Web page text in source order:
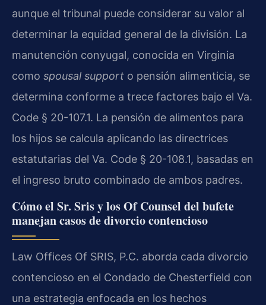
aunque el tribunal puede considerar su valor al
determinar la equidad general de la división. La
manutención conyugal, conocida en Virginia
como spousal support o pensión alimenticia, se
determina conforme a trece factores bajo el Va.
Code § 20-107.1. La pensión de alimentos para
los hijos se calcula aplicando las directrices
estatutarias del Va. Code § 20-108.1, basadas en
el ingreso bruto combinado de ambos padres.
Cómo el Sr. Sris y los Of Counsel del bufete
manejan casos de divorcio contencioso
Law Offices Of SRIS, P.C. aborda cada divorcio
contencioso en el Condado de Chesterfield con
una estrategia enfocada en los hechos